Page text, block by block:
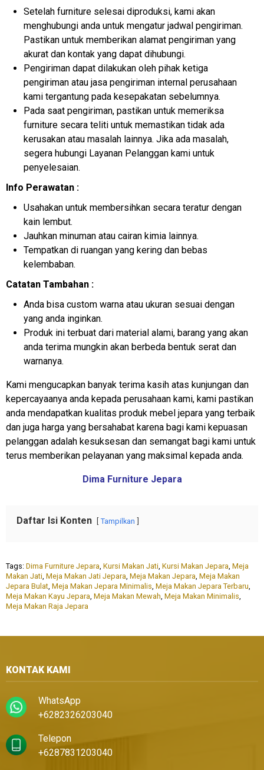
Setelah furniture selesai diproduksi, kami akan
menghubungi anda untuk mengatur jadwal pengiriman.
Pastikan untuk memberikan alamat pengiriman yang
akurat dan kontak yang dapat dihubungi.
Pengiriman dapat dilakukan oleh pihak ketiga
pengiriman atau jasa pengiriman internal perusahaan
kami tergantung pada kesepakatan sebelumnya.
Pada saat pengiriman, pastikan untuk memeriksa
furniture secara teliti untuk memastikan tidak ada
kerusakan atau masalah lainnya. Jika ada masalah,
segera hubungi Layanan Pelanggan kami untuk
penyelesaian.
Info Perawatan :
Usahakan untuk membersihkan secara teratur dengan
kain lembut.
Jauhkan minuman atau cairan kimia lainnya.
Tempatkan di ruangan yang kering dan bebas
kelembaban.
Catatan Tambahan :
Anda bisa custom warna atau ukuran sesuai dengan
yang anda inginkan.
Produk ini terbuat dari material alami, barang yang akan
anda terima mungkin akan berbeda bentuk serat dan
warnanya.
Kami mengucapkan banyak terima kasih atas kunjungan dan
kepercayaanya anda kepada perusahaan kami, kami pastikan
anda mendapatkan kualitas produk mebel jepara yang terbaik
dan juga harga yang bersahabat karena bagi kami kepuasan
pelanggan adalah kesuksesan dan semangat bagi kami untuk
terus memberikan pelayanan yang maksimal kepada anda.
Dima Furniture Jepara
Daftar Isi Konten Tampilkan
Tags: Dima Furniture Jepara Kursi Makan Jati Kursi Makan Jepara Meja
Makan Jati Meja Makan Jati Jepara Meja Makan Jepara Meja Makan
Jepara Bulat Meja Makan Jepara Minimalis Meja Makan Jepara Terbaru
Meja Makan Kayu Jepara Meja Makan Mewah Meja Makan Minimalis
Meja Makan Raja Jepara
KONTAK KAMI
WhatsApp
+6282326203040
Telepon
+6287831203040